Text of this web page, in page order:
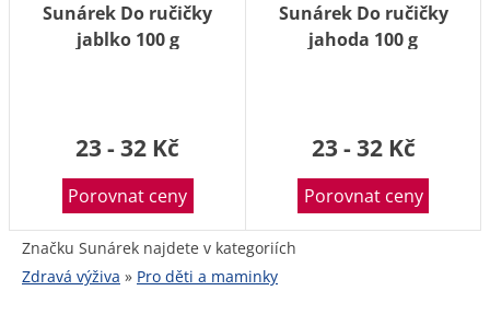
Sunárek Do ručičky
jablko 100 g
23 - 32 Kč
Porovnat ceny
Sunárek Do ručičky
jahoda 100 g
23 - 32 Kč
Porovnat ceny
Značku Sunárek najdete v kategoriích
Zdravá výživa » Pro děti a maminky